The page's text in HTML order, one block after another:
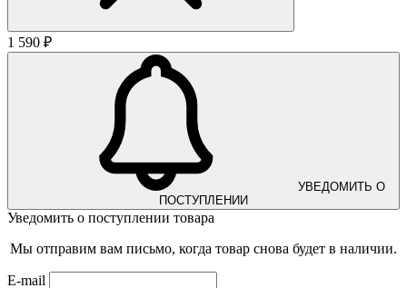
1 590 ₽
УВЕДОМИТЬ О
ПОСТУПЛЕНИИ
Уведомить о поступлении товара
Мы отправим вам письмо, когда товар снова будет в наличии.
E-mail